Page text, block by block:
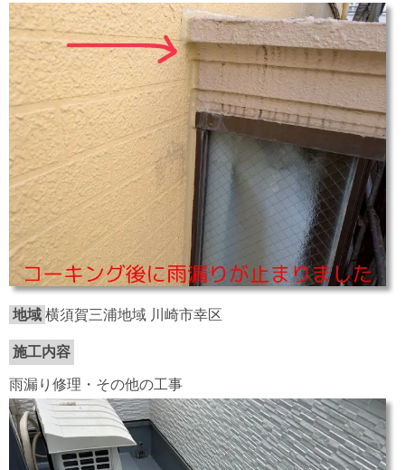
地域 横須賀三浦地域 川崎市幸区
施工内容
雨漏り修理・その他の工事